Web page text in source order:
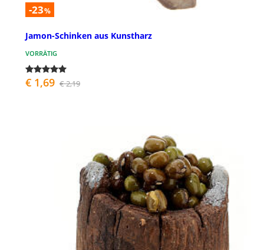
-23%
Jamon-Schinken aus Kunstharz
VORRÄTIG
€ 1,69 € 2,19